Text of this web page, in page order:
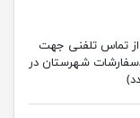
پس از تماس تلفنی جهت
سفارشات شهرستان در